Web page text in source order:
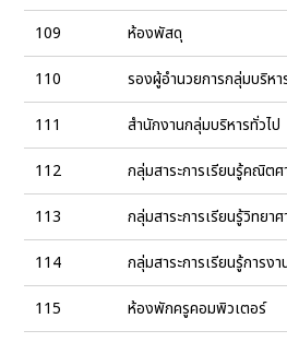
109
ห้องพัสดุ
110
รองผู้อํานวยการกลุ่มบริห
111
สํานักงานกลุ่มบริหารทั่วไป
112
กลุ่มสาระการเรียนรู้คณิต
113
กลุ่มสาระการเรียนรู้วิทยา
114
กลุ่มสาระการเรียนรู้การง
115
ห้องพักครูคอมพิวเตอร์